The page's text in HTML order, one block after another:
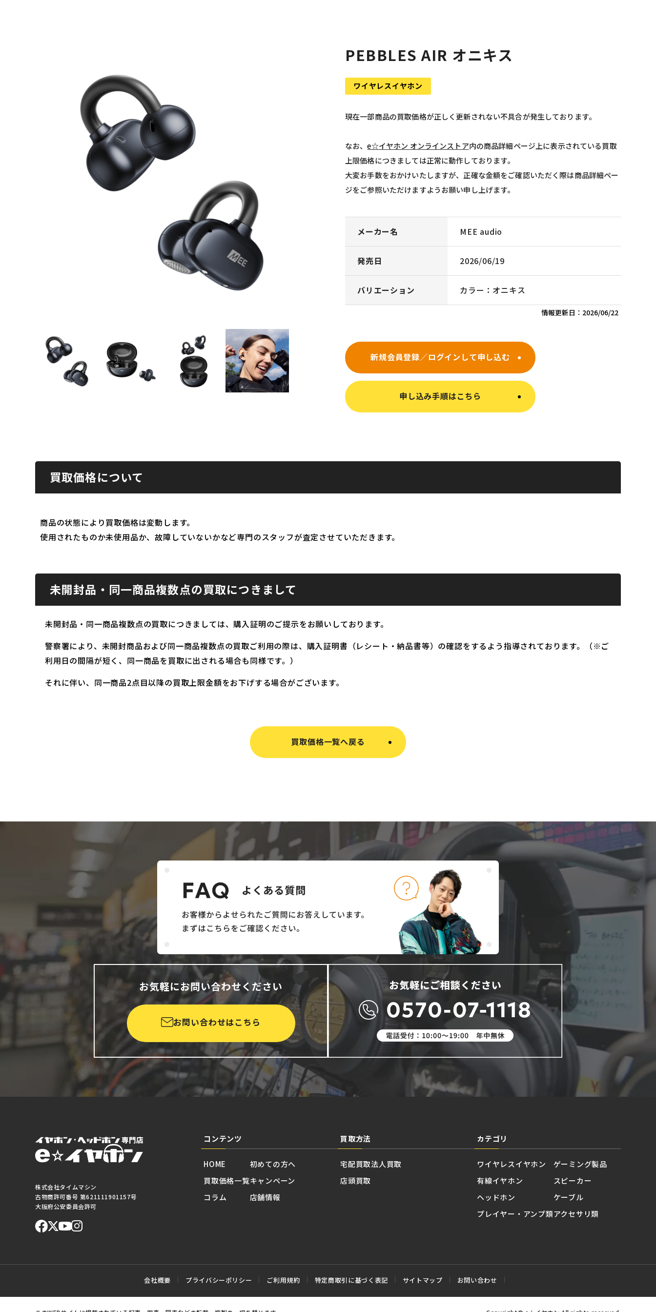
PEBBLES AIR オニキス
ワイヤレスイヤホン
現在一部商品の買取価格が正しく更新されない不具合が発生しております。
なお、e☆イヤホン オンラインストア内の商品詳細ページ上に表示されている買取
上限価格につきましては正常に動作しております。
大変お手数をおかけいたしますが、正確な金額をご確認いただく際は商品詳細ペー
ジをご参照いただけますようお願い申し上げます。
メーカー名 MEE audio
発売日 2026/06/19
バリエーション カラー：オニキス
情報更新日： 2026/06/22
新規会員登録／ログインして申し込む
申し込み手順はこちら
買取価格について
商品の状態により買取価格は変動します。
使用されたものか未使用品か、故障していないかなど専門のスタッフが査定させていただきます。
未開封品・同一商品複数点の買取につきまして
未開封品・同一商品複数点の買取につきましては、購入証明のご提示をお願いしております。
警察署により、未開封商品および同一商品複数点の買取ご利用の際は、購入証明書（レシート・納品書等）の確認をするよう指導されております。（※ご
利用日の間隔が短く、同一商品を買取に出される場合も同様です。）
それに伴い、同一商品2点目以降の買取上限金額をお下げする場合がございます。
買取価格一覧へ戻る
お気軽にお問い合わせください
お問い合わせはこちら
株式会社タイムマシン
古物商許可番号 第621111901157号
大阪府公安委員会許可
コンテンツ
HOME
買取価格一覧
コラム
初めての方へ
キャンペーン
店舗情報
買取方法
宅配買取
店頭買取
法人買取
カテゴリ
ワイヤレスイヤホン
有線イヤホン
ヘッドホン
プレイヤー・アンプ類
ゲーミング製品
スピーカー
ケーブル
アクセサリ類
会社概要 プライバシーポリシー ご利用規約 特定商取引に基づく表記 サイトマップ お問い合わせ